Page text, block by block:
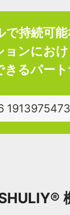
で持続可
ョンにお
きるパー